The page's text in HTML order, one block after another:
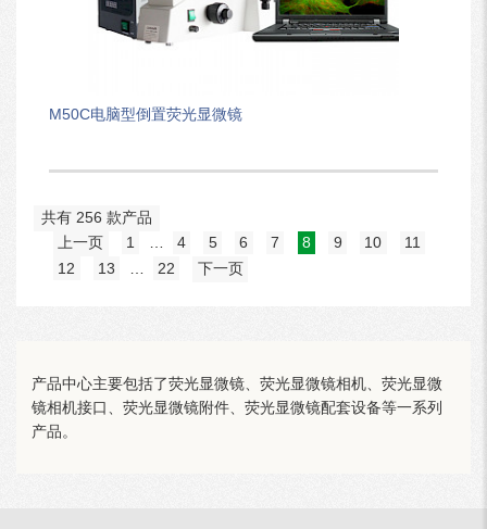
M50C电脑型倒置荧光显微镜
共有 256 款产品
上一页
1 … 4 5 6 7 8 9 10
11
12
13 22 下一页
产品中心主要包括了荧光显微镜、荧光显微镜相机、荧光显微
镜相机接口、荧光显微镜附件、荧光显微镜配套设备等一系列
产品。